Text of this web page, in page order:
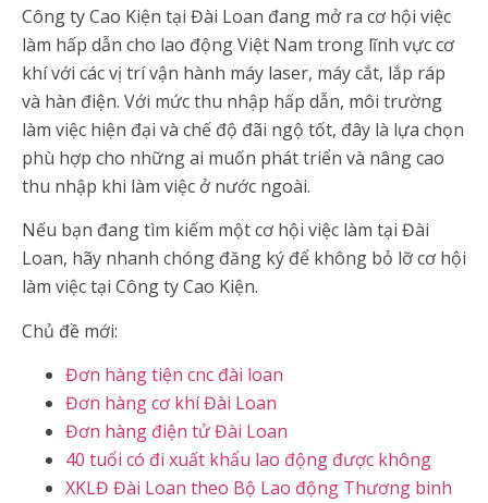
Công ty Cao Kiện tại Đài Loan đang mở ra cơ hội việc
làm hấp dẫn cho lao động Việt Nam trong lĩnh vực cơ
khí với các vị trí vận hành máy laser, máy cắt, lắp ráp
và hàn điện. Với mức thu nhập hấp dẫn, môi trường
làm việc hiện đại và chế độ đãi ngộ tốt, đây là lựa chọn
phù hợp cho những ai muốn phát triển và nâng cao
thu nhập khi làm việc ở nước ngoài.
Nếu bạn đang tìm kiếm một cơ hội việc làm tại Đài
Loan, hãy nhanh chóng đăng ký để không bỏ lỡ cơ hội
làm việc tại Công ty Cao Kiện.
Chủ đề mới:
Đơn hàng tiện cnc đài loan
Đơn hàng cơ khí Đài Loan
Đơn hàng điện tử Đài Loan
40 tuổi có đi xuất khẩu lao động được không
XKLĐ Đài Loan theo Bộ Lao động Thương binh